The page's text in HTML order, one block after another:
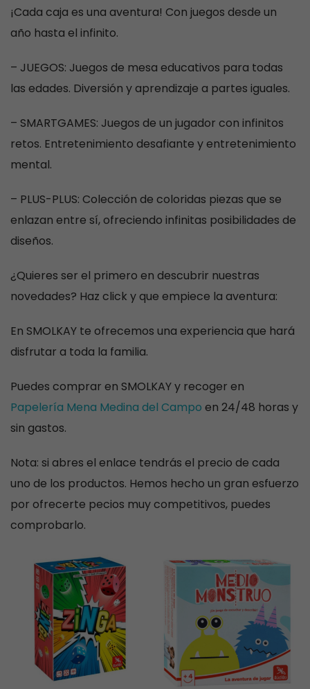
¡Cada caja es una aventura! Con juegos desde un
año hasta el infinito.
– JUEGOS: Juegos de mesa educativos para todas
las edades. Diversión y aprendizaje a partes iguales.
– SMARTGAMES: Juegos de un jugador con infinitos
retos. Entretenimiento desafiante y entretenimiento
mental.
– PLUS-PLUS: Colección de coloridas piezas que se
enlazan entre sí, ofreciendo infinitas posibilidades de
diseños.
¿Quieres ser el primero en descubrir nuestras
novedades? Haz click y que empiece la aventura:
En SMOLKAY te ofrecemos una experiencia que hará
disfrutar a toda la familia.
Puedes comprar en SMOLKAY y recoger en
Papelería Mena Medina del Campo en 24/48 horas y
sin gastos.
Nota: si abres el enlace tendrás el precio de cada
uno de los productos. Hemos hecho un gran esfuerzo
por ofrecerte pecios muy competitivos, puedes
comprobarlo.